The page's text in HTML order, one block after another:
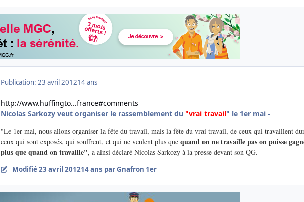
Publication: 23 avril 201214 ans
http://www.huffingto...france#comments
Nicolas Sarkozy veut organiser le rassemblement du "vrai travail" le 1er mai -
"Le 1er mai, nous allons organiser la fête du travail, mais la fête du vrai travail, de ceux qui travaillent
ceux qui sont exposés, qui souffrent, et qui ne veulent plus que quand on ne travaille pas on puisse
plus que quand on travaille", a ainsi déclaré Nicolas Sarkozy à la presse devant son QG.
Modifié23 avril 201214 ans par Gnafron 1er